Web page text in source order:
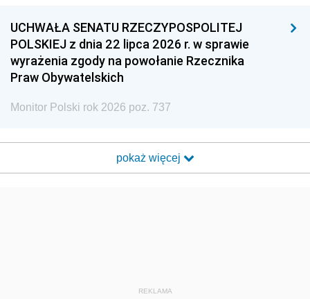
UCHWAŁA SENATU RZECZYPOSPOLITEJ
POLSKIEJ z dnia 22 lipca 2026 r. w sprawie
wyrażenia zgody na powołanie Rzecznika
Praw Obywatelskich
Monitor Polski rok 2026 poz. 737
pokaż więcej
REKLAMA